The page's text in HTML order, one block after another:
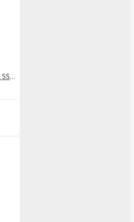
CEVASTA IZOLACIJA SSL-KLIMA 12x6 (10m)